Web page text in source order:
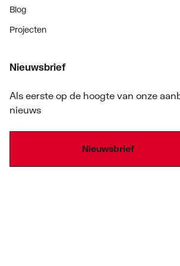
Blog
Projecten
Nieuwsbrief
Als eerste op de hoogte van onze
nieuws
Nieuwsbrief